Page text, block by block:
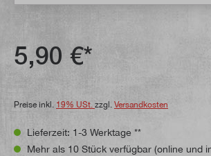
5,90 €*
Preise inkl. 19% USt. zzgl. Versandkosten
Lieferzeit: 1-3 Werktage **
Mehr als 10 Stück verfügbar (online und